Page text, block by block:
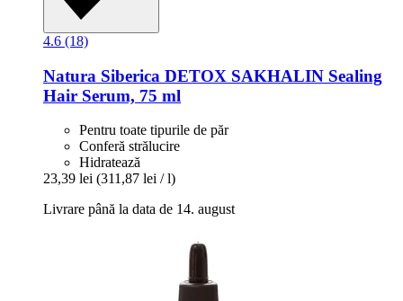
4.6 (18)
Natura Siberica DETOX SAKHALIN Sealing
Hair Serum, 75 ml
Pentru toate tipurile de păr
Conferă strălucire
Hidratează
23,39 lei (311,87 lei / l)
Livrare până la data de 14. august